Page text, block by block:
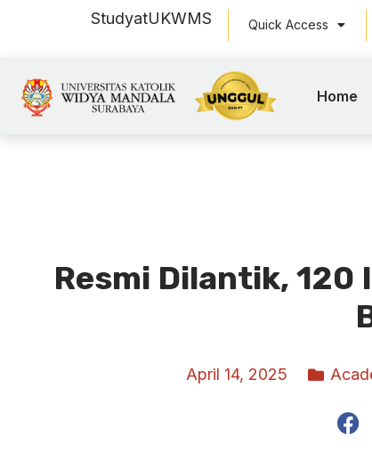
StudyatUKWMS Quick Access
Home
Resmi Dilantik, 120
April 14, 2025